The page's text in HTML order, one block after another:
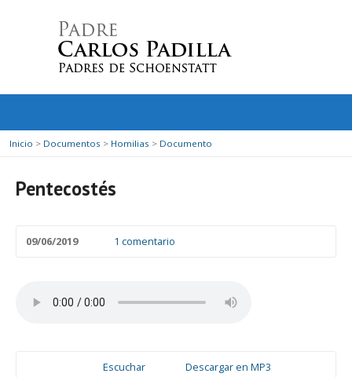
Inicio > Documentos > Homilias > Documento
Pentecostés
09/06/2019 1 comentario
Escuchar
Descargar en MP3